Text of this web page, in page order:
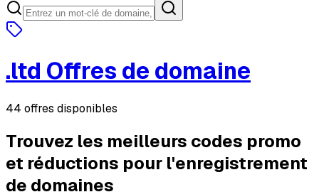
.ltd Offres de domaine
44 offres disponibles
Trouvez les meilleurs codes promo
et réductions pour l'enregistrement
de domaines